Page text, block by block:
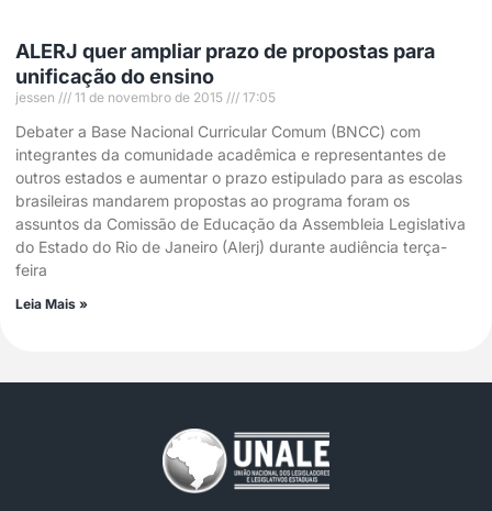
ALERJ quer ampliar prazo de propostas para
unificação do ensino
jessen 11 de novembro de 2015 17:05
Debater a Base Nacional Curricular Comum (BNCC) com
integrantes da comunidade acadêmica e representantes de
outros estados e aumentar o prazo estipulado para as escolas
brasileiras mandarem propostas ao programa foram os
assuntos da Comissão de Educação da Assembleia Legislativa
do Estado do Rio de Janeiro (Alerj) durante audiência terça-
feira
Leia Mais »